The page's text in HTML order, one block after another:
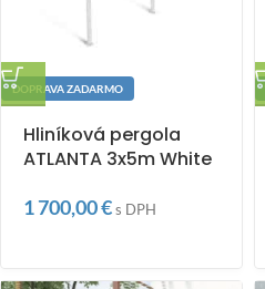
DOPRAVA ZADARMO
Hliníková pergola
ATLANTA 3x5m White
1 700,00€s DPH